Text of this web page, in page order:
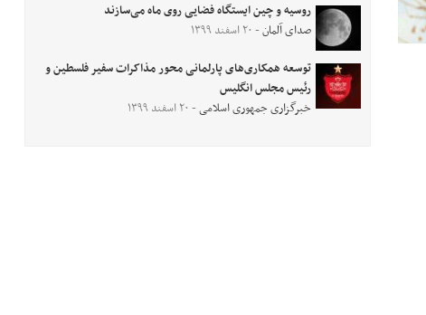
روسیه و چین ایستگاه فضایی روی ماه می‌سازند
صدای آلمان- ۲۰ اسفند ۱۳۹۹
توسعه همکاری‌های پارلمانی محور مذاکرات سفیر فلسطین و
رئیس مجلس انگلیس
خبرگزاری جمهوری اسلامی- ۲۰ اسفند ۱۳۹۹